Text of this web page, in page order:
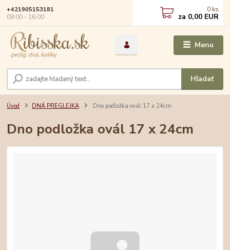
Menu
Hľadať
+421905153181
09:00 - 16:00
0 ks
za 0,00 EUR
Úvod DNÁ PREGLEJKA Dno podložka ovál 17 x 24cm
Dno podložka ovál 17 x 24cm